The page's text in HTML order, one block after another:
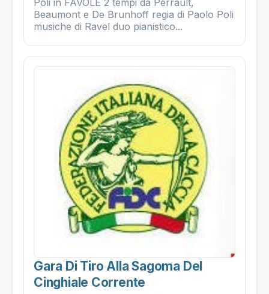
Poli in FAVOLE 2 tempi da Perrault,
Beaumont e De Brunhoff regia di Paolo Poli
musiche di Ravel duo pianistico...
Gara Di Tiro Alla Sagoma Del
Cinghiale Corrente